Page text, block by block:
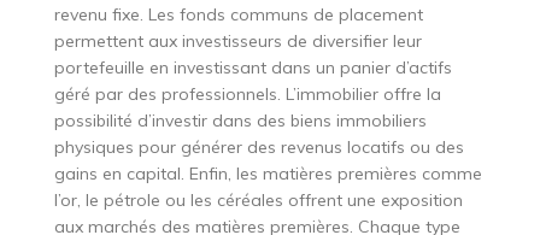
revenu fixe. Les fonds communs de placement
permettent aux investisseurs de diversifier leur
portefeuille en investissant dans un panier d’actifs
géré par des professionnels. L’immobilier offre la
possibilité d’investir dans des biens immobiliers
physiques pour générer des revenus locatifs ou des
gains en capital. Enfin, les matières premières comme
l’or, le pétrole ou les céréales offrent une exposition
aux marchés des matières premières. Chaque type